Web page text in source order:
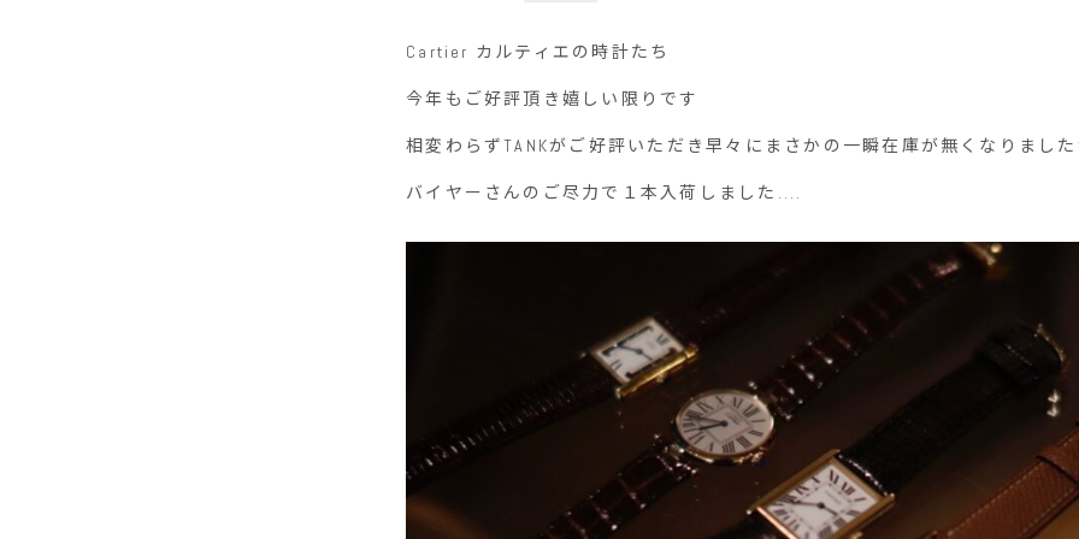
Cartier カルティエの時計たち
今年もご好評頂き嬉しい限りです
相変わらずTANKがご好評いただき早々にまさかの一瞬在庫が無くなりまし
バイヤーさんのご尽力で１本入荷しました....